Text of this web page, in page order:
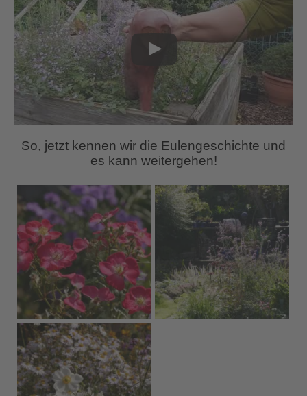
So, jetzt kennen wir die Eulengeschichte und
es kann weitergehen!